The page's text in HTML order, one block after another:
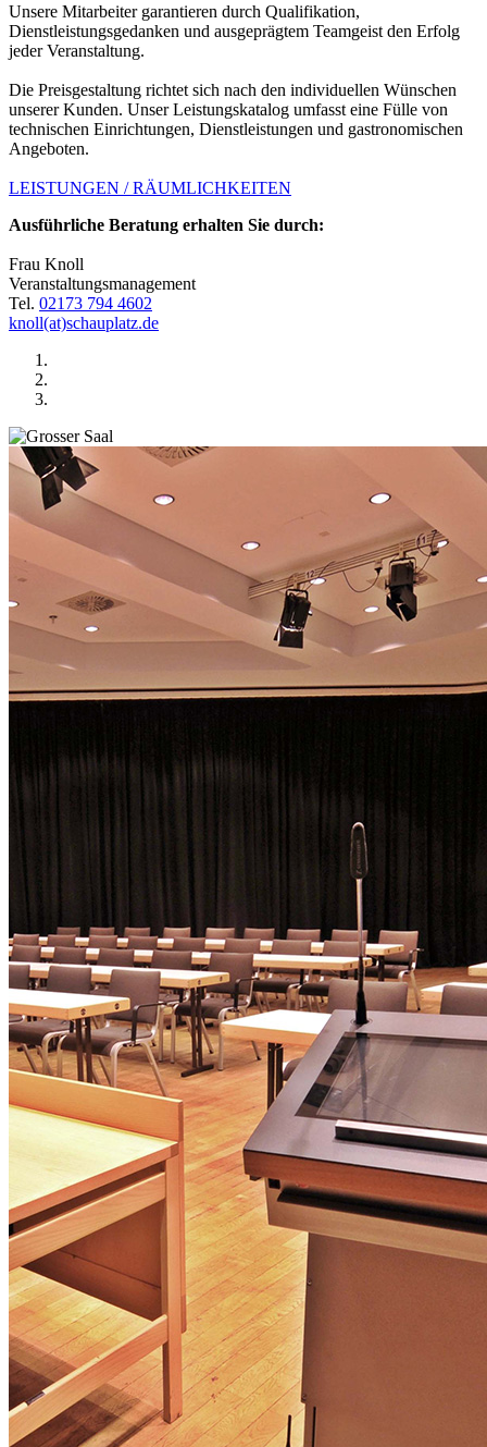
Unsere Mitarbeiter garantieren durch Qualifikation,
Dienstleistungsgedanken und ausgeprägtem Teamgeist den Erfolg
jeder Veranstaltung.
Die Preisgestaltung richtet sich nach den individuellen Wünschen
unserer Kunden. Unser Leistungskatalog umfasst eine Fülle von
technischen Einrichtungen, Dienstleistungen und gastronomischen
Angeboten.
LEISTUNGEN / RÄUMLICHKEITEN
Ausführliche Beratung erhalten Sie durch:
Frau Knoll
Veranstaltungsmanagement
Tel. 02173 794 4602
knoll(at)schauplatz.de